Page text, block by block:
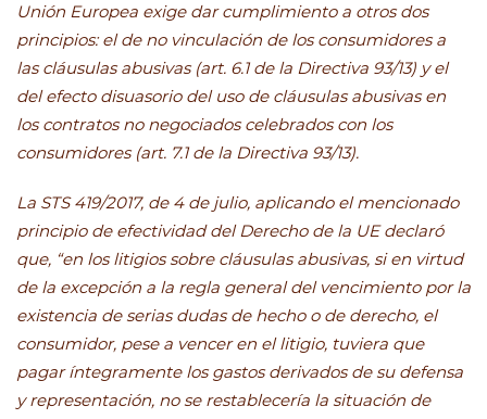
Unión Europea exige dar cumplimiento a otros dos
principios: el de no vinculación de los consumidores a
las cláusulas abusivas (art. 6.1 de la Directiva 93/13) y el
del efecto disuasorio del uso de cláusulas abusivas en
los contratos no negociados celebrados con los
consumidores (art. 7.1 de la Directiva 93/13).
La STS 419/2017, de 4 de julio, aplicando el mencionado
principio de efectividad del Derecho de la UE declaró
que, “en los litigios sobre cláusulas abusivas, si en virtud
de la excepción a la regla general del vencimiento por la
existencia de serias dudas de hecho o de derecho, el
consumidor, pese a vencer en el litigio, tuviera que
pagar íntegramente los gastos derivados de su defensa
y representación, no se restablecería la situación de